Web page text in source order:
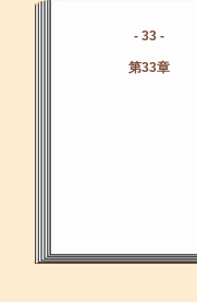
- 33 -
第33章